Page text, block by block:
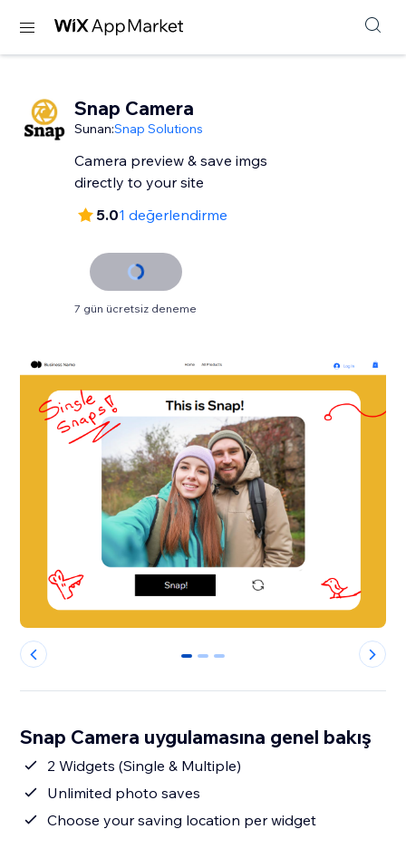
Snap Camera
Sunan:Snap Solutions
Camera preview & save imgs
directly to your site
5.01 değerlendirme
7 gün ücretsiz deneme
0 1 2
Snap Camera uygulamasına genel bakış
2 Widgets (Single & Multiple)
Unlimited photo saves
Choose your saving location per widget